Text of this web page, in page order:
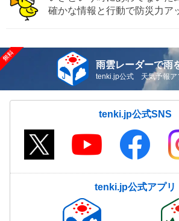
確かな情報と行動で防災力ア
雨雲レーダーで雨
tenki.jp公式 天気予報ア
tenki.jp公式SNS
tenki.jp公式アプリ